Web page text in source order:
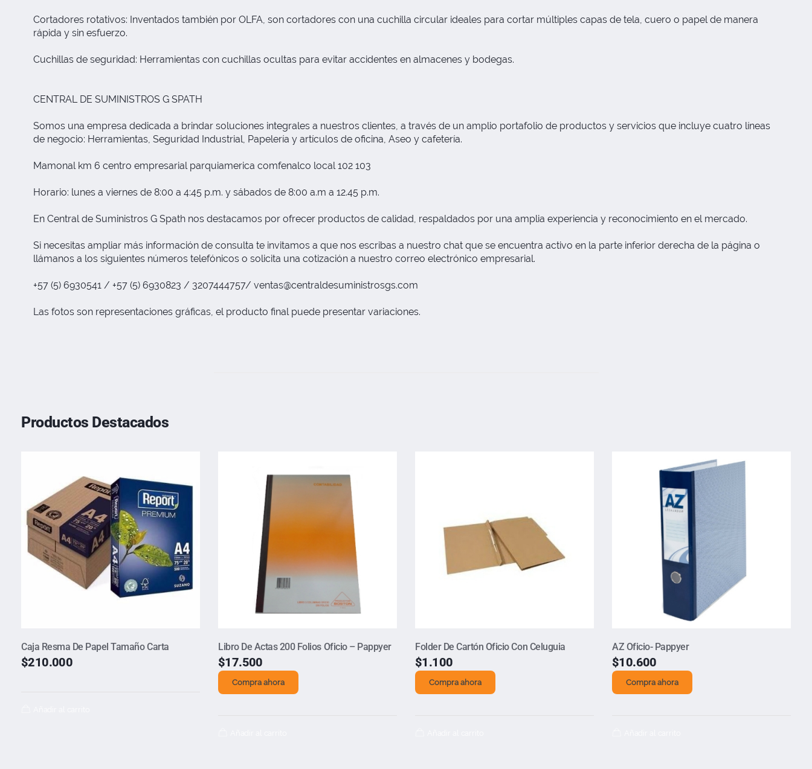
Cortadores rotativos: Inventados también por OLFA, son cortadores con una cuchilla circular ideales para cortar múltiples capas de tela, cuero o papel de manera
rápida y sin esfuerzo.
Cuchillas de seguridad: Herramientas con cuchillas ocultas para evitar accidentes en almacenes y bodegas.
CENTRAL DE SUMINISTROS G SPATH
Somos una empresa dedicada a brindar soluciones integrales a nuestros clientes, a través de un amplio portafolio de productos y servicios que incluye cuatro líneas
de negocio: Herramientas, Seguridad Industrial, Papelería y artículos de oficina, Aseo y cafetería.
Mamonal km 6 centro empresarial parquiamerica comfenalco local 102 103
Horario: lunes a viernes de 8:00 a 4:45 p.m. y sábados de 8:00 a.m a 12.45 p.m.
En Central de Suministros G Spath nos destacamos por ofrecer productos de calidad, respaldados por una amplia experiencia y reconocimiento en el mercado.
Si necesitas ampliar más información de consulta te invitamos a que nos escribas a nuestro chat que se encuentra activo en la parte inferior derecha de la página o
llámanos a los siguientes números telefónicos o solicita una cotización a nuestro correo electrónico empresarial.
+57 (5) 6930541 / +57 (5) 6930823 / 3207444757/ ventas@centraldesuministrosgs.com
Las fotos son representaciones gráficas, el producto final puede presentar variaciones.
Productos Destacados
Caja Resma De Papel Tamaño Carta
$210.000
Libro De Actas 200 Folios Oficio – Pappyer
$17.500
Compra ahora
Folder De Cartón Oficio Con Celuguia
$1.100
Compra ahora
AZ Oficio- Pappyer
$10.600
Compra ahora